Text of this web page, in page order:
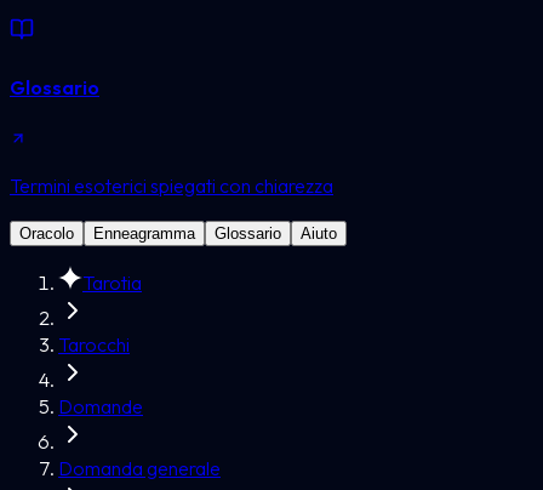
Glossario
Termini esoterici spiegati con chiarezza
Oracolo Enneagramma Glossario Aiuto
Tarotia
Tarocchi
Domande
Domanda generale